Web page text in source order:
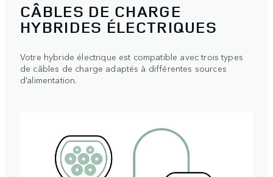
CÂBLES DE CHARGE
HYBRIDES ÉLECTRIQUES
Votre hybride électrique est compatible avec trois types
de câbles de charge adaptés à différentes sources
d’alimentation.